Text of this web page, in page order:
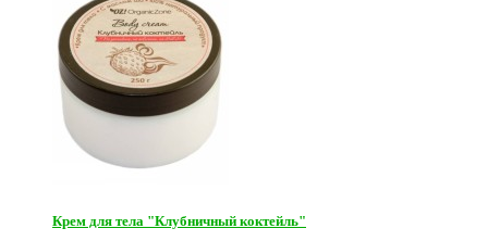
Крем для тела "Клубничный коктейль"